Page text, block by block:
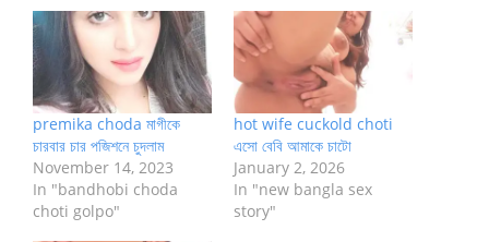
premika choda মাগীকে
চারবার চার পজিশনে চুদলাম
November 14, 2023
In "bandhobi choda
choti golpo"
hot wife cuckold choti
এসো বেবি আমাকে চাটো
January 2, 2026
In "new bangla sex
story"